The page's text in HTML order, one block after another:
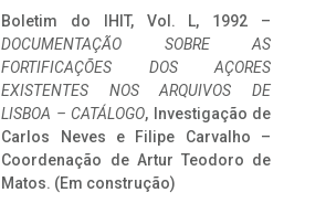
Boletim do IHIT, Vol. L, 1992 –
DOCUMENTAÇÃO SOBRE AS
FORTIFICAÇÕES DOS AÇORES
EXISTENTES NOS ARQUIVOS DE
LISBOA – CATÁLOGO, Investigação de
Carlos Neves e Filipe Carvalho –
Coordenação de Artur Teodoro de
Matos. (Em construção)